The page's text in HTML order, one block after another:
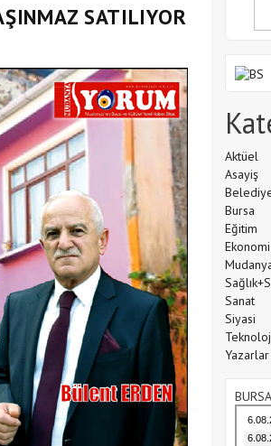
SATILIYOR
Aktüel
Asayiş
Bursa
Eğitim
Ekonomi
Sanat
Siyasi
Yazarlar